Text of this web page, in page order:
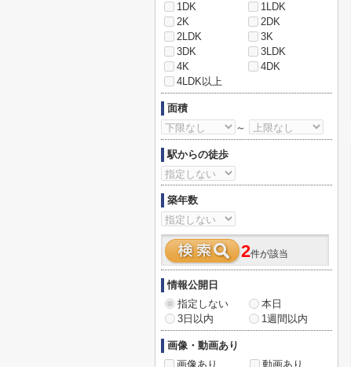
1DK
1LDK
2K
2DK
2LDK
3K
3DK
3LDK
4K
4DK
4LDK以上
面積
～
駅からの徒歩
築年数
2件が該当
情報公開日
指定しない
本日
3日以内
1週間以内
画像・動画あり
画像あり
動画あり